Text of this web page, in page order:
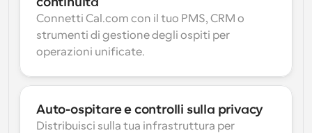
Connetti Cal.com con il tuo PMS, CRM o
strumenti di gestione degli ospiti per
operazioni unificate.
Auto-ospitare e controlli sulla privacy
Distribuisci sulla tua infrastruttura per